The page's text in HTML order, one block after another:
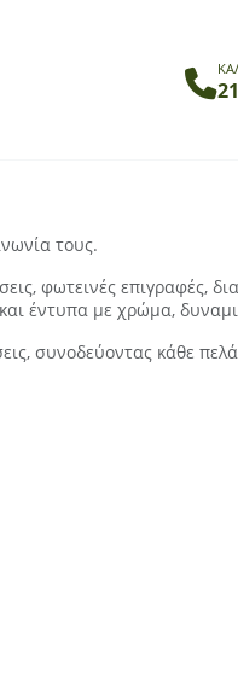
τους.
φωτεινές επιγραφές,
έντυπα με χρώμα,
συνοδεύοντας κάθε